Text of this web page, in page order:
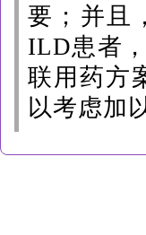
要 ； 并且
ILD患者 ，
联用药方
以考虑加